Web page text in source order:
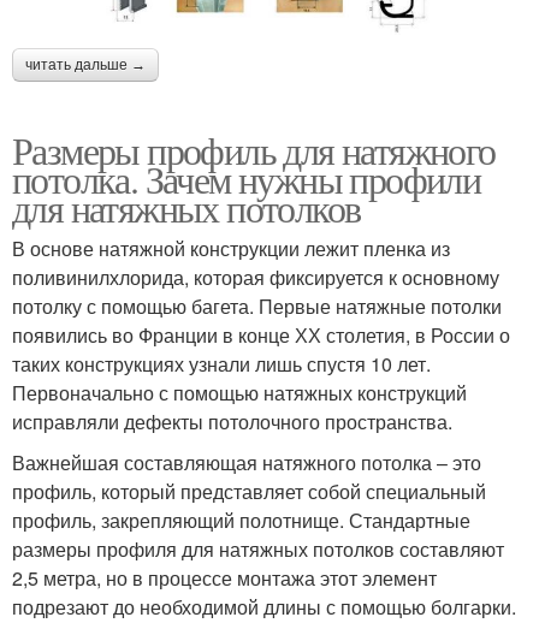
читать дальше →
Размеры профиль для натяжного
потолка. Зачем нужны профили
для натяжных потолков
В основе натяжной конструкции лежит пленка из
поливинилхлорида, которая фиксируется к основному
потолку с помощью багета. Первые натяжные потолки
появились во Франции в конце ХХ столетия, в России о
таких конструкциях узнали лишь спустя 10 лет.
Первоначально с помощью натяжных конструкций
исправляли дефекты потолочного пространства.
Важнейшая составляющая натяжного потолка – это
профиль, который представляет собой специальный
профиль, закрепляющий полотнище. Стандартные
размеры профиля для натяжных потолков составляют
2,5 метра, но в процессе монтажа этот элемент
подрезают до необходимой длины с помощью болгарки.